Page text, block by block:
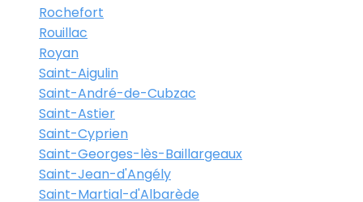
Rochefort
Rouillac
Royan
Saint-Aigulin
Saint-André-de-Cubzac
Saint-Astier
Saint-Cyprien
Saint-Georges-lès-Baillargeaux
Saint-Jean-d'Angély
Saint-Martial-d'Albarède